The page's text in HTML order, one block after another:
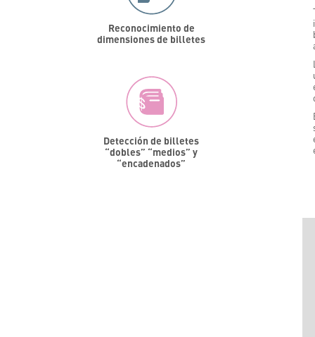
Reconocimiento de
dimensiones de billetes
Detección de billetes
“dobles” “medios” y
“encadenados”